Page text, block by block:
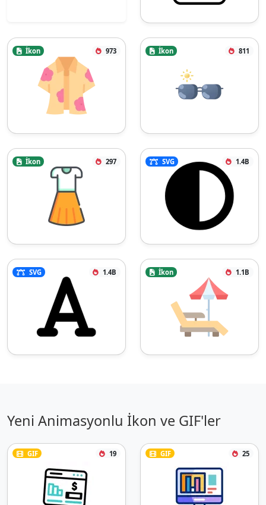
İkon 973 İkon 811
İkon 297 SVG 1.4B
SVG 1.4B İkon 1.1B
Yeni Animasyonlu İkon ve GIF'ler
GIF 19 GIF 25